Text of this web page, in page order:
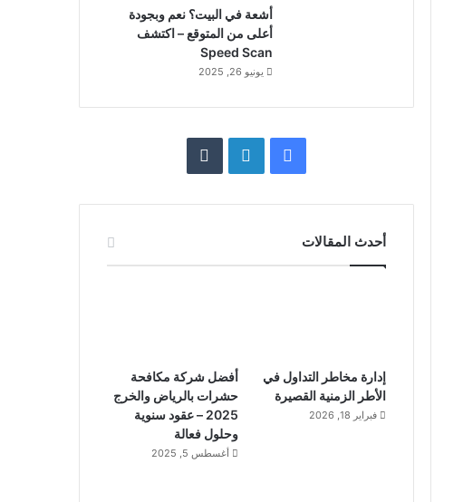
أشعة في البيت؟ نعم وبجودة
أعلى من المتوقع – اكتشف
Speed Scan
يونيو 26, 2025
فيسبوكلينكدإن
‏Tumblr
أحدث المقالات
إدارة مخاطر التداول في
الأطر الزمنية القصيرة
فبراير 18, 2026
أفضل شركة مكافحة
حشرات بالرياض والخرج
2025 – عقود سنوية
وحلول فعالة
أغسطس 5, 2025